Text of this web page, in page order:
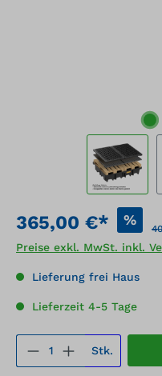
365,00 €* %
Preise exkl. MwSt. inkl.
Lieferung frei Haus
Lieferzeit 4-5 Tage
ProduktStk.